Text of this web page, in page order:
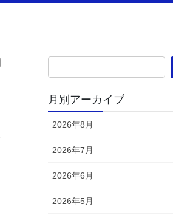
月別アーカイブ
2026年8月
2026年7月
2026年6月
2026年5月